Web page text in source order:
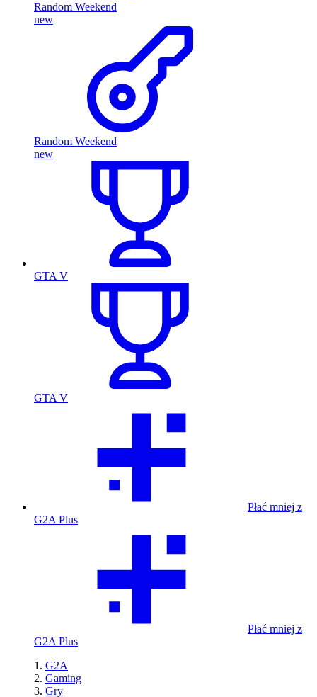
Random Weekend
new
Random Weekend
new
GTA V
GTA V
Płać mniej z
G2A Plus
Płać mniej z
G2A Plus
G2A
Gaming
Gry